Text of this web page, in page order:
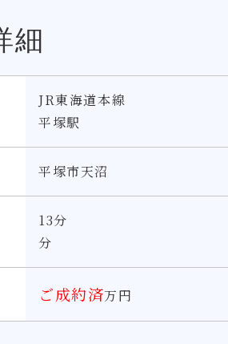
細
JR東海道本線
平塚駅
平塚市天沼
13分
分
ご成約済万円